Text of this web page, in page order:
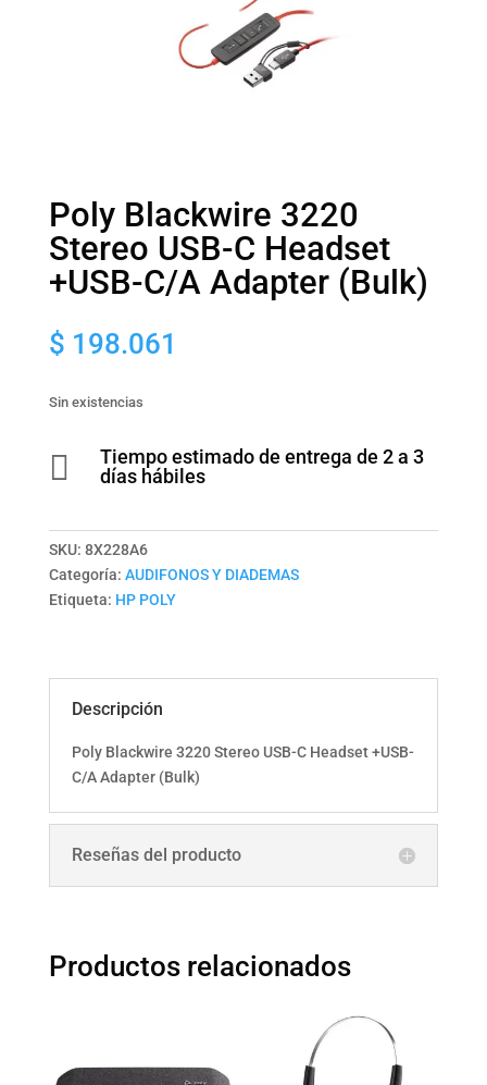
Poly Blackwire 3220
Stereo USB-C Headset
+USB-C/A Adapter (Bulk)
$ 198.061
Sin existencias

Tiempo estimado de entrega de 2 a 3
días hábiles
SKU: 8X228A6
Categoría: AUDIFONOS Y DIADEMAS
Etiqueta: HP POLY
Descripción
Poly Blackwire 3220 Stereo USB-C Headset +USB-
C/A Adapter (Bulk)
Reseñas del producto
Productos relacionados